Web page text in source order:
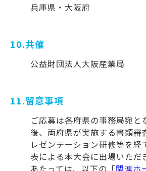
兵庫県・大阪府
10.共催
公益財団法人大阪産業局
11.留意事項
ご応募は各府県の事務局宛と
後、両府県が実施する書類審
レゼンテーション研修等を経
表による本大会に出場いただ
あたっては、以下の「関連ホ